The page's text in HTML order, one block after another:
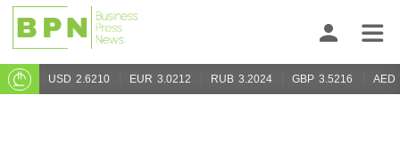
USD 2.6210 EUR 3.0212 RUB 3.2024 GBP 3.5216 AED